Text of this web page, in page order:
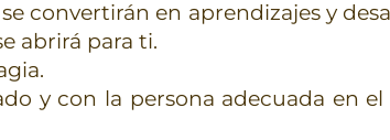
convertirán en aprendizajes y
abrirá para ti.
y con la persona adecuada en